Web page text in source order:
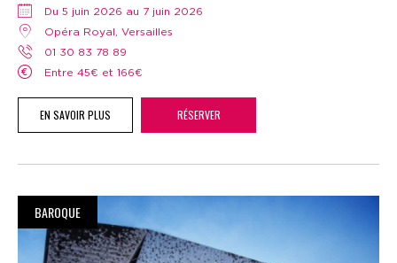
Du 5 juin 2026 au 7 juin 2026
Opéra Royal, Versailles
01 30 83 78 89
Entre 45€ et 166€
EN SAVOIR PLUS RÉSERVER
BAROQUE